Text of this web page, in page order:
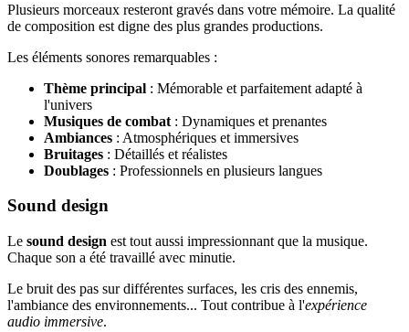
Plusieurs morceaux resteront gravés dans votre mémoire. La qualité
de composition est digne des plus grandes productions.
Les éléments sonores remarquables :
Thème principal : Mémorable et parfaitement adapté à
l'univers
Musiques de combat : Dynamiques et prenantes
Ambiances : Atmosphériques et immersives
Bruitages : Détaillés et réalistes
Doublages : Professionnels en plusieurs langues
Sound design
Le sound design est tout aussi impressionnant que la musique.
Chaque son a été travaillé avec minutie.
Le bruit des pas sur différentes surfaces, les cris des ennemis,
l'ambiance des environnements... Tout contribue à l'expérience
audio immersive.